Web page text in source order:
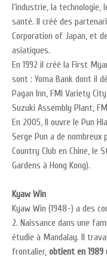
l’industrie, la technologie,
santé. Il créé des
Corporation of Japan, et
asiatiques.
En 1992 il créé la First
sont : Yoma Bank dont il
Pagan Inn, FMI Variety
Suzuki Assembly Plant,
En 2005, Il ouvre le Pun
Serge Pun a de
Country Club en Chine, le
Gardens à Hong Kong).
Kyaw Win
Kyaw Win (1948-) a des
2. Naissance dans une
étudie à Mandalay. Il
frontalier, obtient en 1989